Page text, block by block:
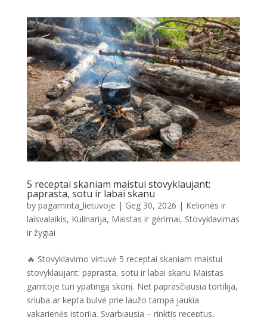
5 receptai skaniam maistui stovyklaujant:
paprasta, sotu ir labai skanu
by pagaminta_lietuvoje | Geg 30, 2026 | Kelionės ir
laisvalaikis, Kulinarija, Maistas ir gėrimai, Stovyklavimas
ir žygiai
🔥 Stovyklavimo virtuvė 5 receptai skaniam maistui
stovyklaujant: paprasta, sotu ir labai skanu Maistas
gamtoje turi ypatingą skonį. Net paprasčiausia tortilija,
sriuba ar kepta bulvė prie laužo tampa jaukia
vakarienės istorija. Svarbiausia – rinktis receptus,